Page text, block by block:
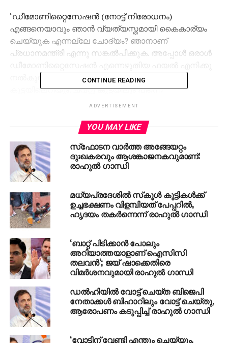
‘ഡീമോണിറ്റൈസേഷന്‍ (നോട്ട് നിരോധനം)
എങ്ങനെയാവും ഞാന്‍ വ്യത്യസ്തമായി കൈകാര്യം
ചെയ്യുക എന്നല്ലേ ചോദ്യം? ഞാനാണ്
പ്രധാനമന്ത്രി എന്നു സങ്കല്‍പിക്കുക. അപ്പോള്‍ ഒരാള്‍
നല്‍കുന്നു. ഞാനപ്പോള്‍ തന്നെ അത് ചവറ്റു
കുട്ടയിലെറിയും. ചവറ്റു കുട്ടയിലും പിന്നെ
മാലിന്യക്കൂനയിലുമായിരിക്കും അതിന്റെ സ്ഥാനം.
ചെയ്യുക…’
നിറഞ്ഞ കൈയടിയോടെയാണ് ഈ മറുപടിയെ സദസ്സ്
സ്വീകരിച്ചത്.
Congress President Rahul
Gandhi tells us how he
would have rolled out
#Demonetisationbetter.
#RGinMalaysia
pic.twitter.com/2Tm82a8fjU
— Congress (@INCIndia)
March 10, 2018
CONTINUE READING
ADVERTISEMENT
YOU MAY LIKE
സ്‌ഫോടന വാര്‍ത്ത അങ്ങേയറ്റം
ദുഃഖകരവും ആശങ്കാജനകവുമാണ്:
രാഹുല്‍ ഗാന്ധി
മധ്യപ്രദേശില്‍ സ്‌കൂള്‍ കുട്ടികള്‍ക്ക്
ഉച്ചഭക്ഷണം വിളമ്പിയത്‌ പേപ്പറില്‍,
ഹൃദയം തകര്‍ന്നെന്ന് രാഹുല്‍ ഗാന്ധി
‘ബാറ്റ് പിടിക്കാൻ പോലും
അറിയാത്തയാളാണ് ഐസിസി
തലവൻ’; ജയ് ഷാക്കെതിരെ
വിമർശനവുമായി രാഹുൽ ഗാന്ധി
ഡല്‍ഹിയില്‍ വോട്ട് ചെയ്ത ബിജെപി
നേതാക്കള്‍ ബിഹാറിലും വോട്ട് ചെയ്തു,
ആരോപണം കടുപ്പിച്ച് രാഹുല്‍ ഗാന്ധി
‘വോട്ടിന് വേണ്ടി എന്തും ചെയ്യും,